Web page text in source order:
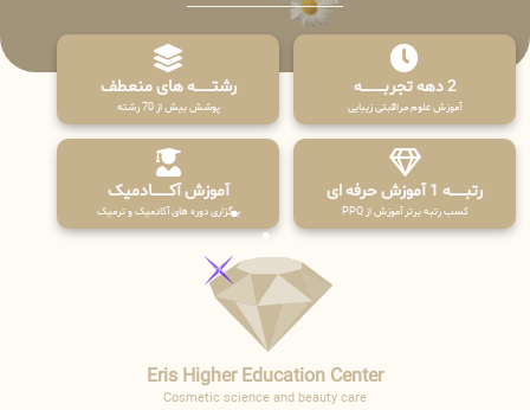
2 دهه تجربـــــــــه
آموزش علوم مراقبتی زیبایی
رشتـــــــه های منعطف
پوشش بیش از 70 رشته
رتبــــــه 1 آموزش حرفه ای
کسب رتبه برتر آموزش از PPQ
آموزش آکـــــــادمیک
برگزاری دوره های آکادمیک و ترمیک
Eris Higher Education Center
Cosmetic science and beauty care